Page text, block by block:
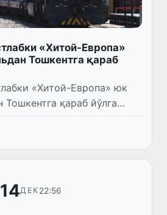
«Хитой-Европа»
Тошкентга қараб
«Хитой-Европа» юк
қараб йўлга
14ДЕК 22:56